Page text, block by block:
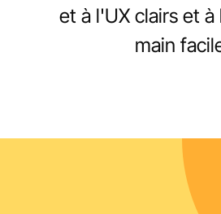
et à l'UX clairs et à
main